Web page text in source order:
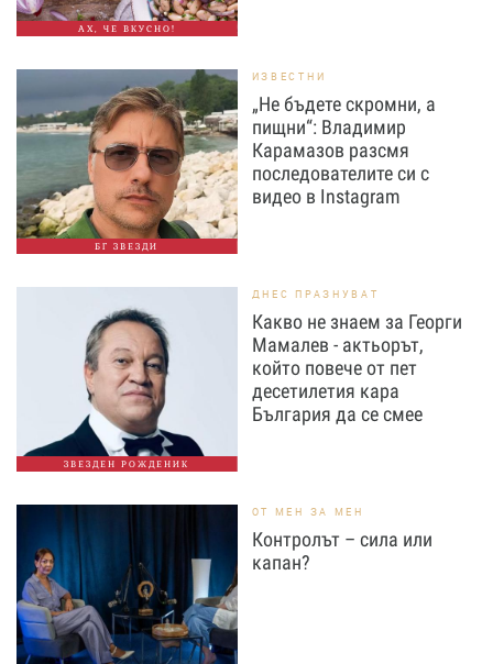
АХ, ЧЕ ВКУСНО!
БГ ЗВЕЗДИ
ИЗВЕСТНИ
„Не бъдете скромни, а
пищни“: Владимир
Карамазов разсмя
последователите си с
видео в Instagram
ЗВЕЗДЕН РОЖДЕНИК
ДНЕС ПРАЗНУВАТ
Какво не знаем за Георги
Мамалев - актьорът,
който повече от пет
десетилетия кара
България да се смее
ОТ МЕН ЗА МЕН
Контролът – сила или
капан?